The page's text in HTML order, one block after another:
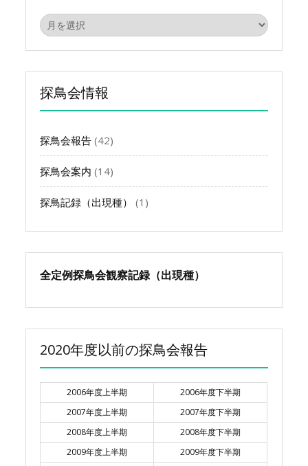
ア
ー
カ
イ
ブ
探鳥会情報
探鳥会報告 (42)
探鳥会案内 (14)
探鳥記録（出現種） (1)
全定例探鳥会観察記録（出現種）
2020年度以前の探鳥会報告
2006年度上半期
2006年度下半期
2007年度上半期
2007年度下半期
2008年度上半期
2008年度下半期
2009年度上半期
2009年度下半期